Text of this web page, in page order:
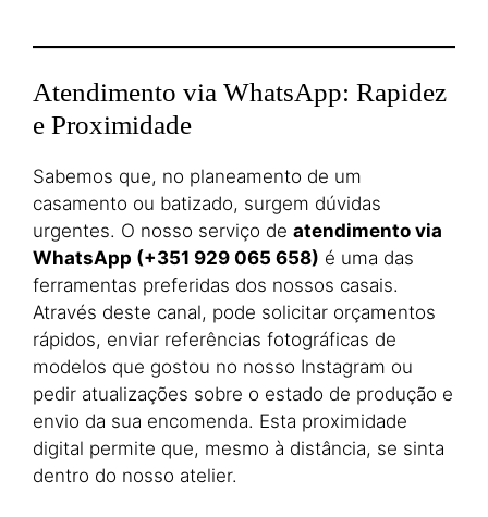
Atendimento via WhatsApp: Rapidez
e Proximidade
Sabemos que, no planeamento de um
casamento ou batizado, surgem dúvidas
urgentes. O nosso serviço de atendimento via
WhatsApp (+351 929 065 658) é uma das
ferramentas preferidas dos nossos casais.
Através deste canal, pode solicitar orçamentos
rápidos, enviar referências fotográficas de
modelos que gostou no nosso Instagram ou
pedir atualizações sobre o estado de produção e
envio da sua encomenda. Esta proximidade
digital permite que, mesmo à distância, se sinta
dentro do nosso atelier.